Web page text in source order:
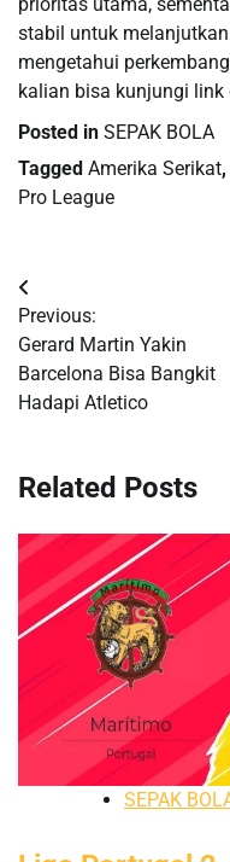
stabil untuk
mengetahui
kalian bisa kunjungi link
Posted in SEPAK BOLA
Tagged Amerika Serikat,
Pro League
Post
navigation
Previous:
Gerard Martin Yakin
Barcelona Bisa Bangkit
Hadapi Atletico
Related Posts
SEPAK